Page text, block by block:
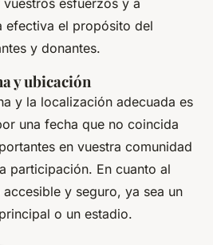
esfuerzos y a
efectiva el propósito del
y donantes.
y ubicación
y la localización adecuada es
una fecha que no coincida
en vuestra comunidad
participación. En cuanto al
y seguro, ya sea un
o un estadio.